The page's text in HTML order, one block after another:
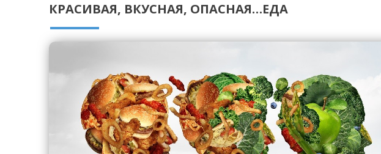
КРАСИВАЯ, ВКУСНАЯ, ОПАСНАЯ…ЕДА